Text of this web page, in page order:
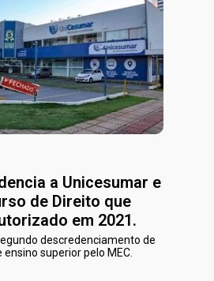
a Unicesumar e
de Direito que
em 2021.
descredenciamento de
superior pelo MEC.